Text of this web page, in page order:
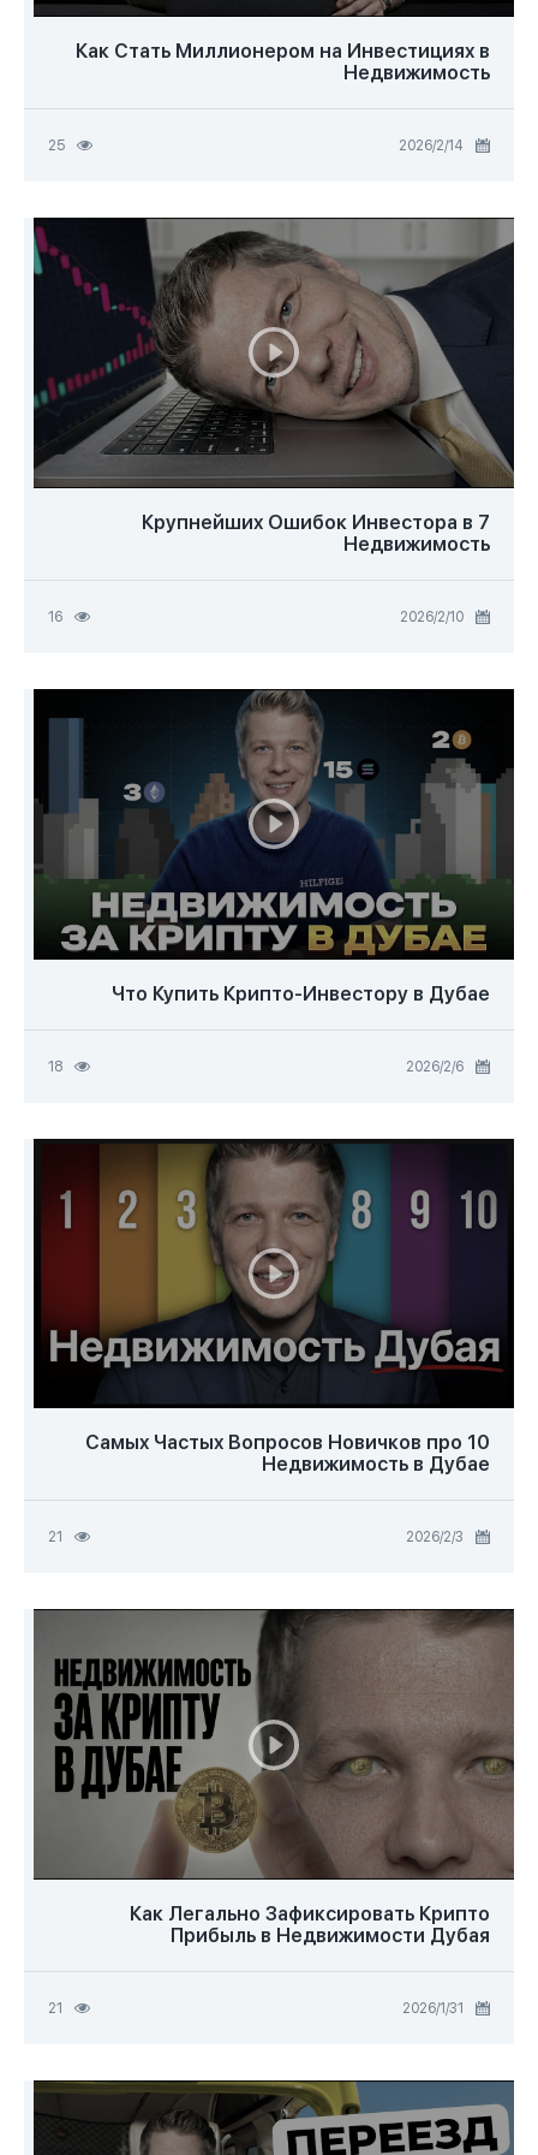
Как Стать Миллионером на Инвестициях в
Недвижимость
14‏/2‏/2026
25
7 Крупнейших Ошибок Инвестора в
Недвижимость
10‏/2‏/2026
16
Что Купить Крипто-Инвестору в Дубае
6‏/2‏/2026
18
10 Самых Частых Вопросов Новичков про
Недвижимость в Дубае
3‏/2‏/2026
21
Как Легально Зафиксировать Крипто
Прибыль в Недвижимости Дубая
31‏/1‏/2026
21